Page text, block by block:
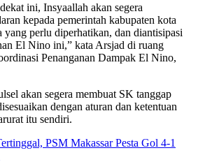
ini, Insyaallah akan segera
kepada pemerintah kabupaten kota
yang perlu diperhatikan, dan diantisipasi
El Nino ini,” kata Arsjad di ruang
Penanganan Dampak El Nino,
akan segera membuat SK tanggap
dengan aturan dan ketentuan
itu sendiri.
PSM Makassar Pesta Gol 4-1